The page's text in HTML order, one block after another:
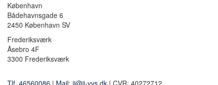
København
Bådehavnsgade 6
2450 København SV
Frederiksværk
Åsebro 4F
3300 Frederiksværk
Tlf. 46560086 | Mail: jj@jj-vvs.dk | CVR: 40272712